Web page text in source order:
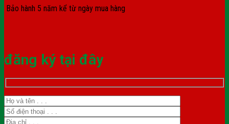
Bảo hành 5 năm kể từ ngày mua hàng
đăng ký tại đây